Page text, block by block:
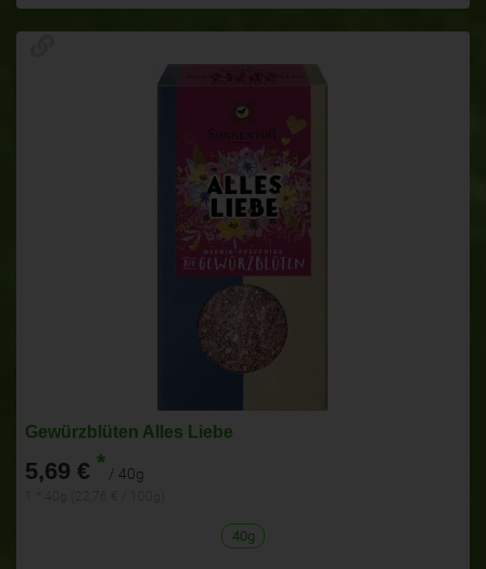
Gewürzblüten Alles Liebe
5,69 € * / 40g
40g